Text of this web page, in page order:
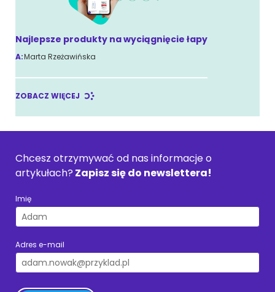
Najlepsze produkty na wyciągnięcie łapy
A:Marta Rzeżawińska
ZOBACZ WIĘCEJ
Chcesz otrzymywać od nas informacje o
artykułach? Zapisz się do newslettera!
Imię
Adres e-mail